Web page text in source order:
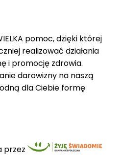
pomoc, dzięki której
realizować działania
i promocję zdrowia.
darowizny na naszą
dla Ciebie formę
przez